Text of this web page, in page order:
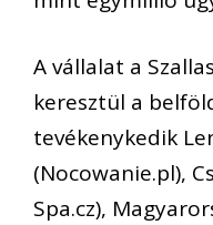
A vállalat a
keresztül a
tevékenykedik
(Nocowanie.pl),
Spa.cz),